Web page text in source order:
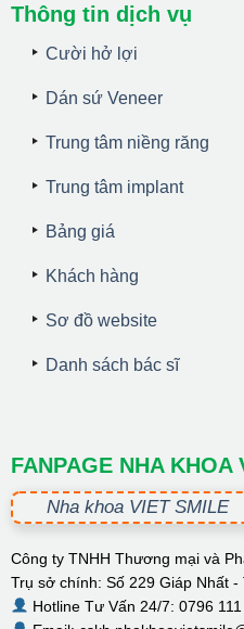
Thông tin dịch vụ
Cười hở lợi
Dán sứ Veneer
Trung tâm niềng răng
Trung tâm implant
Bảng giá
Khách hàng
Sơ đồ website
Danh sách bác sĩ
FANPAGE NHA KHOA
Nha khoa VIET SMILE
Công ty TNHH Thương mại và
Trụ sở chính: Số 229 Giáp Nhất -
Hotline Tư Vấn 24/7: 0796